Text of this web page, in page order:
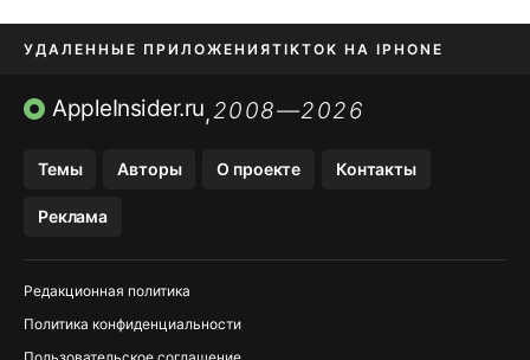
УДАЛЕННЫЕ ПРИЛОЖЕНИЯTIKTOK НА IPHONE
ПРИЛОЖЕНИЯ БЕЗ APP STORE
AppleInsider.ru,2008—2026
Темы Авторы О проекте Контакты
Реклама
Редакционная политика
Политика конфиденциальности